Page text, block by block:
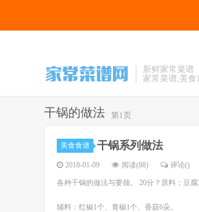
新鲜家常菜谱
家常菜谱,美食
干锅的做法 第1页
美食食谱 干锅系列做法
2018-01-09 阅读(88) 评论()
各种干锅的做法与要领。 20分？原料：豆腐
辅料：红椒1个、青椒1个、香菇6朵。